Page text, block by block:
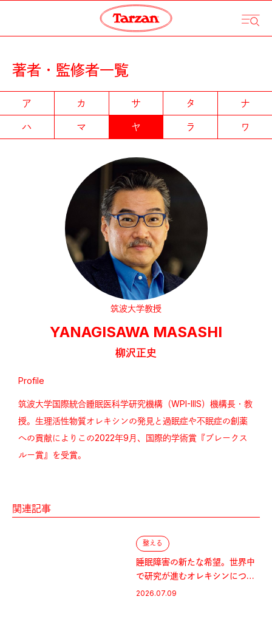
著者・監修者一覧
ア カ サ タ
ナ
ハ
マ ヤ ラ ワ
筑波大学教授
YANAGISAWA MASASHI
柳沢正史
Profile
筑波大学国際統合睡眠医科学研究機構（WPI-IIIS）機構長・教
授。生理活性物質オレキシンの発見と過眠症や不眠症の創薬
への貢献によりこの2022年9月、国際的学術賞『ブレークス
ルー賞』を受賞。
関連記事
整える
睡眠障害の新たな希望。世界中
で研究が進むオレキシンについ
て。
2026.07.09